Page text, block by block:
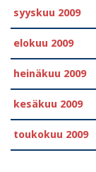
syyskuu 2009
elokuu 2009
heinäkuu 2009
kesäkuu 2009
toukokuu 2009